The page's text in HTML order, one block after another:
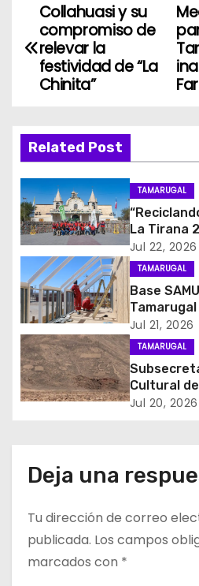
N
a
g
a
c
i
ó
n
d
e
t
r
a
Collahuasi y su
compromiso de
relevar la
festividad de “La
Chinita”
Related Post
TAMARUGAL
La Tirana
de cuatro
residuos
Jul 22, 2026
TAMARUGAL
Base
avance en
Jul 21, 2026
TAMARUGAL
Cultural
Geoglifos
Jul 20, 2026
Deja una
Tu dirección de correo
publicada. Los campos
marcados con *